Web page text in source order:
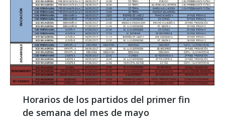
Horarios de los partidos del primer fin
de semana del mes de mayo